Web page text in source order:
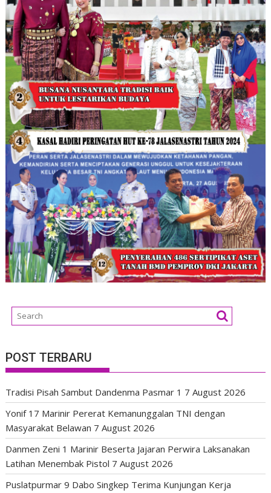
POST TERBARU
Tradisi Pisah Sambut Dandenma Pasmar 1 7 August 2026
Yonif 17 Marinir Pererat Kemanunggalan TNI dengan
Masyarakat Belawan 7 August 2026
Danmen Zeni 1 Marinir Beserta Jajaran Perwira Laksanakan
Latihan Menembak Pistol 7 August 2026
Puslatpurmar 9 Dabo Singkep Terima Kunjungan Kerja